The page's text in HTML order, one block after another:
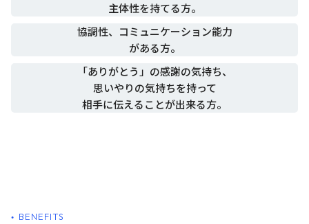
主体性を持てる方。
協調性、コミュニケーション能力
がある方。
「ありがとう」の感謝の気持ち、
思いやりの気持ちを持って
相手に伝えることが出来る方。
BENEFITS